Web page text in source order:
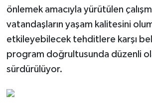
önlemek amacıyla yürütülen
vatandaşların yaşam kalitesini
etkileyebilecek tehditlere karşı
program doğrultusunda düzenli
sürdürülüyor.